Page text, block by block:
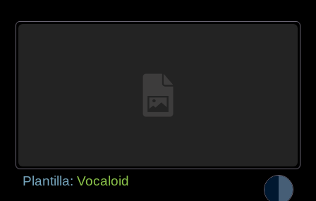
Plantilla:Vocaloid